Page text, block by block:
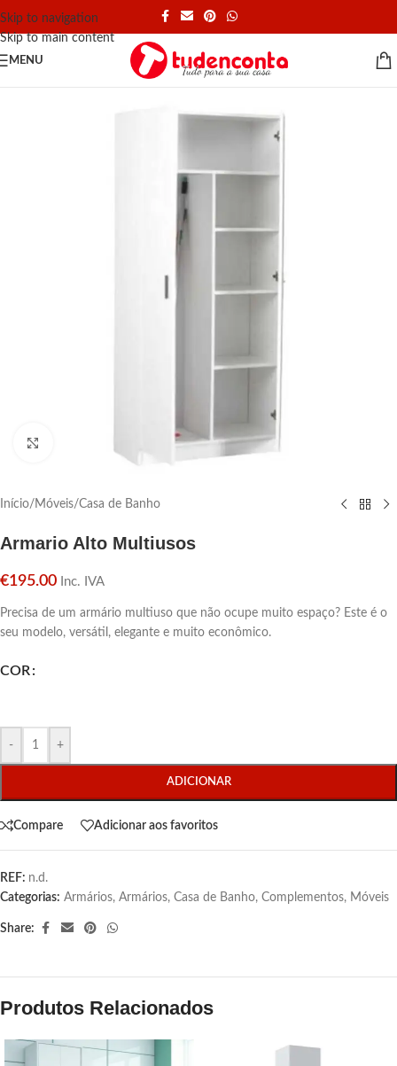
Skip to navigation
Skip to main content
MENU
Início/ Móveis/Casa de Banho
Armario Alto Multiusos
€195.00 Inc. IVA
Precisa de um armário multiuso que não ocupe muito espaço? Este é o
seu modelo, versátil, elegante e muito econômico.
COR
- +
ADICIONAR
Compare Adicionar aos favoritos
REF: n.d.
Categorias: Armários, Armários, Casa de Banho, Complementos, Móveis
Share:
Produtos Relacionados